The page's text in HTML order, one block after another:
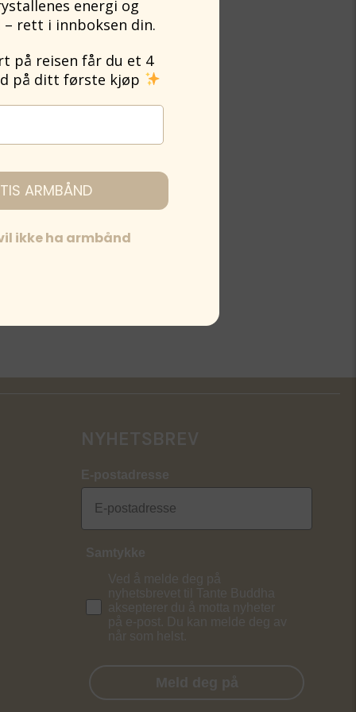
NYHETSBREV
E-postadresse
Samtykke
Ved å melde deg på
nyhetsbrevet til Tante Buddha
aksepterer du å motta nyheter
på e-post. Du kan melde deg av
når som helst.
Meld deg på
energi og
rett i innboksen din.
på reisen får du et 4
på ditt første kjøp
ARMBÅND
ikke ha armbånd